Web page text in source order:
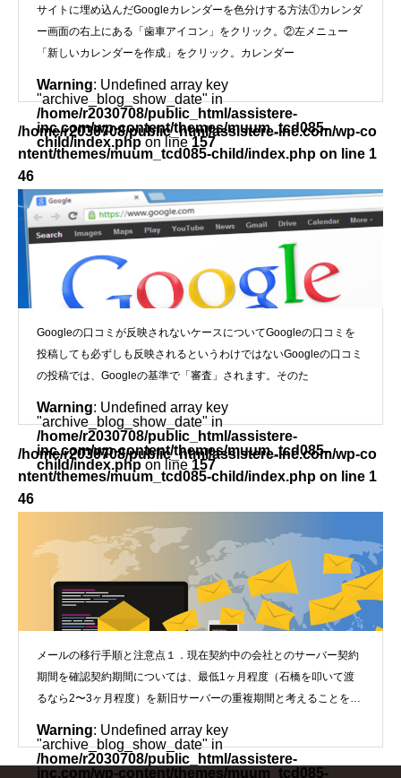
サイトに埋め込んだGoogleカレンダーを色分けする方法①カレンダ
ー画面の右上にある「歯車アイコン」をクリック。②左メニュー
「新しいカレンダーを作成」をクリック。カレンダー
Warning: Undefined array key
"archive_blog_show_date" in
/home/r2030708/public_html/assistere-
inc.com/wp-content/themes/muum_tcd085-
child/index.php on line 157
/home/r2030708/public_html/assistere-inc.com/wp-co
ntent/themes/muum_tcd085-child/index.php on line 1
46
">Googleの口コミが反映されないケースについて
Googleの口コミが反映されないケースについてGoogleの口コミを
投稿しても必ずしも反映されるというわけではないGoogleの口コミ
の投稿では、Googleの基準で「審査」されます。そのた
Warning: Undefined array key
"archive_blog_show_date" in
/home/r2030708/public_html/assistere-
inc.com/wp-content/themes/muum_tcd085-
child/index.php on line 157
/home/r2030708/public_html/assistere-inc.com/wp-co
ntent/themes/muum_tcd085-child/index.php on line 1
46
メールの移行手順と注意点１．現在契約中の会社とのサーバー契約
期間を確認契約期間については、最低1ヶ月程度（石橋を叩いて渡
るなら2〜3ヶ月程度）を新旧サーバーの重複期間と考えることをお
Warning: Undefined array key
"archive_blog_show_date" in
/home/r2030708/public_html/assistere-
inc.com/wp-content/themes/muum_tcd085-